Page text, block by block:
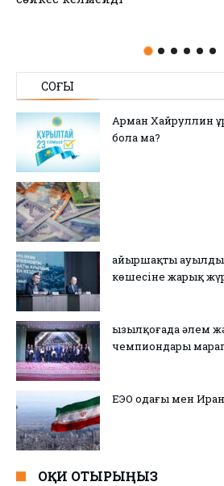
СОҢҒЫ
Арман Хайруллин
бола ма?
Қайыршақты
көшесіне жарық
Қызылқоғада әлем
чемпиондары
ЕЭО одағы мен
ОҚИ ОТЫРЫҢЫЗ